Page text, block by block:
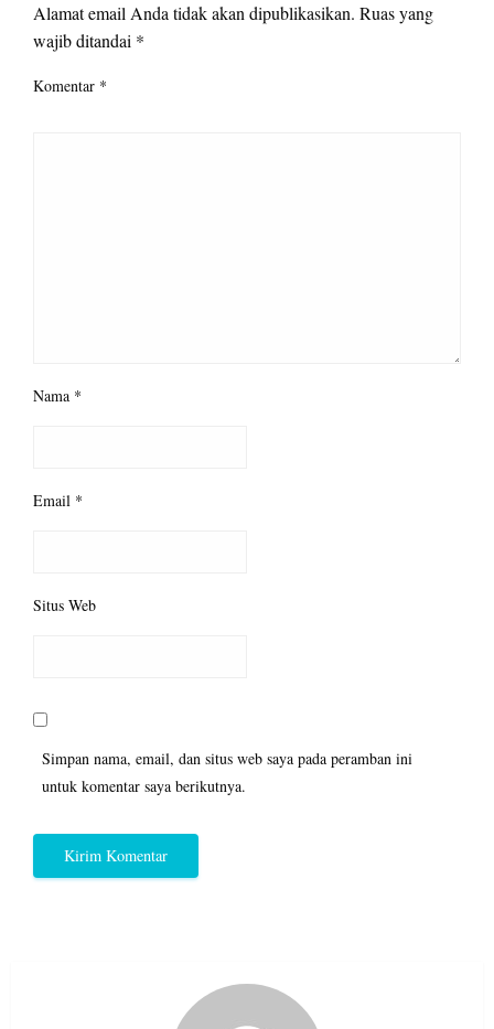
Alamat email Anda tidak akan dipublikasikan. Ruas yang
wajib ditandai *
Komentar *
Nama *
Email *
Situs Web
Simpan nama, email, dan situs web saya pada peramban ini
untuk komentar saya berikutnya.